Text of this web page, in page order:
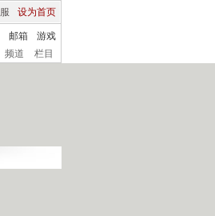
设为首页
邮箱
游戏
频道 栏目